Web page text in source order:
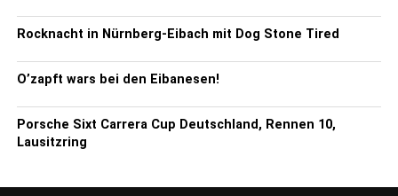
Rocknacht in Nürnberg-Eibach mit Dog Stone Tired
O’zapft wars bei den Eibanesen!
Porsche Sixt Carrera Cup Deutschland, Rennen 10,
Lausitzring